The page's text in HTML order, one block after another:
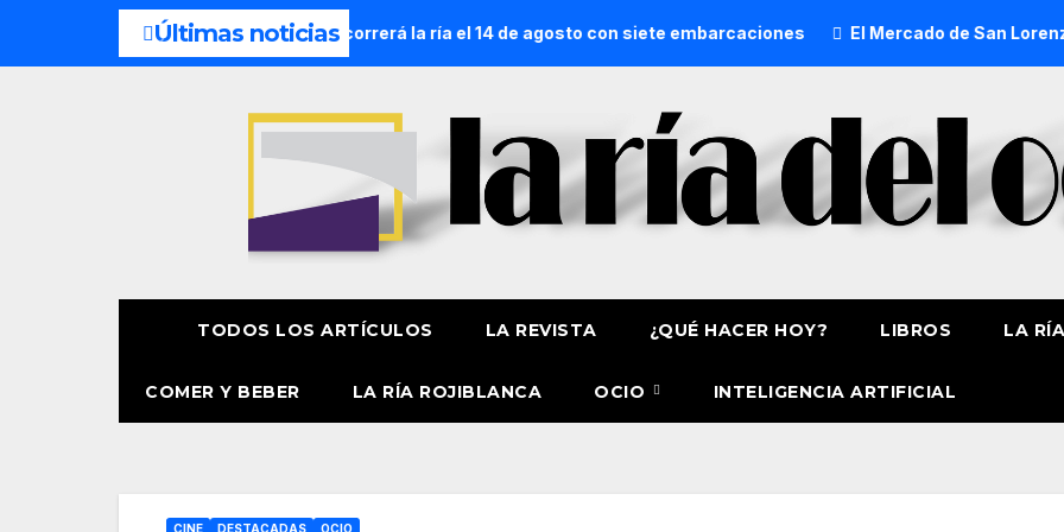
Últimas noticias
la Amatxu de Begoña recorrerá la ría el 14 de agosto con siete embarcaciones El Mercado de San Lorenzo de Getxo
TODOS LOS ARTÍCULOS LA REVISTA ¿QUÉ HACER HOY? LIBROS LA
COMER Y BEBER LA RÍA ROJIBLANCA OCIO INTELIGENCIA ARTIFICIAL
CINE DESTACADAS OCIO